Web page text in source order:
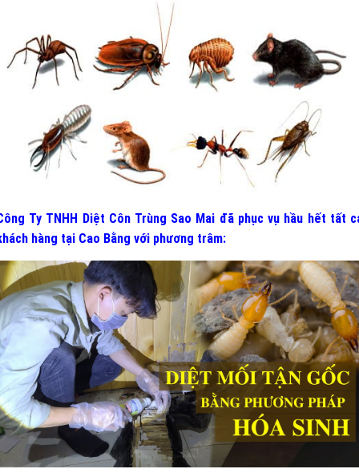
Ty TNHH Diệt Côn Trùng Sao Mai đã phục vụ hầu hết tất
hàng tại Cao Bằng với phương trâm: